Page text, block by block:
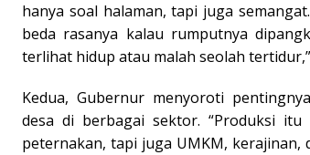
hanya soal halaman, tapi juga
beda rasanya kalau rumputnya
terlihat hidup atau malah seolah
Kedua, Gubernur menyoroti
desa di berbagai sektor. “Produksi
peternakan, tapi juga UMKM, kerajinan,